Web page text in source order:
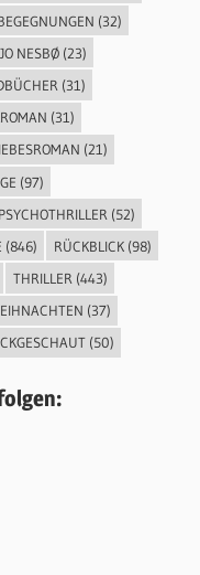
(32)
JO NESBØ(23)
(31)
(31)
(21)
(97)
PSYCHOTHRILLER (52)
(846) RÜCKBLICK(98)
THRILLER (443)
(37)
(50)